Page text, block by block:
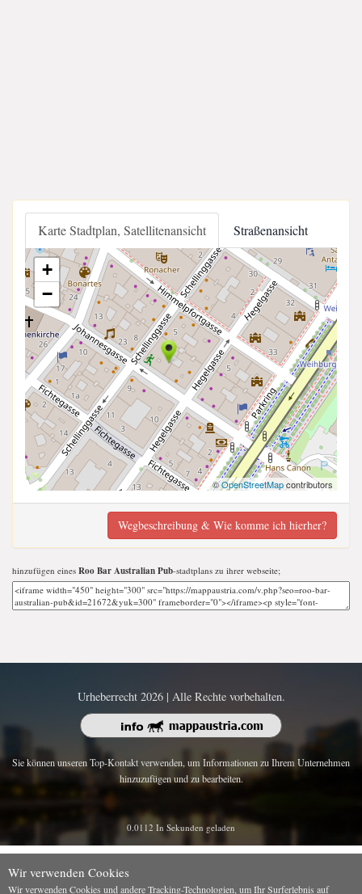
Karte Stadtplan, Satellitenansicht Straßenansicht
+
−
©OpenStreetMapcontributors
Wegbeschreibung & Wie komme ich hierher?
hinzufügen eines Roo Bar Australian Pub-stadtplans zu ihrer webseite;
Urheberrecht 2026 | Alle Rechte vorbehalten.
Sie können unseren Top-Kontakt verwenden, um Informationen zu Ihrem Unternehmen
hinzuzufügen und zu bearbeiten.
0.0112 In Sekunden geladen
Wir verwenden Cookies
Wir verwenden Cookies und andere Tracking-Technologien, um Ihr Surferlebnis auf